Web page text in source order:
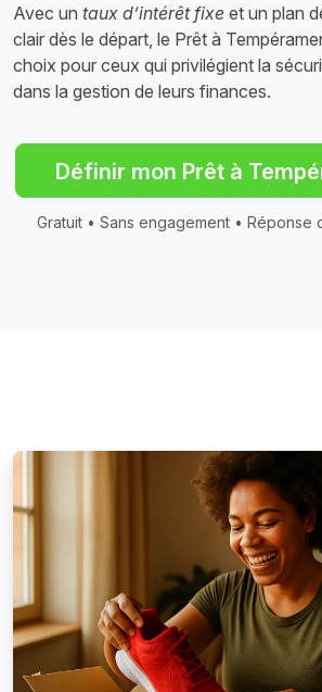
Avec un taux d’intérêt fixe et un plan
clair dès le départ, le Prêt à
choix pour ceux qui privilégient la
dans la gestion de leurs finances.
Définir mon Prêt à
Gratuit • Sans engagement •